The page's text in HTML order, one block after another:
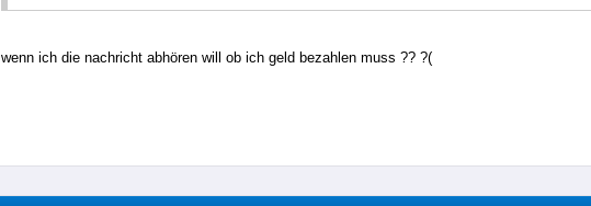
wenn ich die nachricht abhören will ob ich geld bezahlen muss ?? ?(